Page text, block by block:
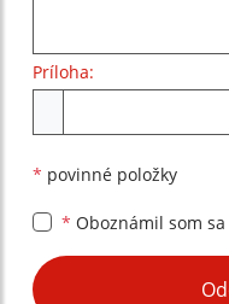
Príloha:
* povinné položky
* Oboznámil som sa
Google reCaptcha